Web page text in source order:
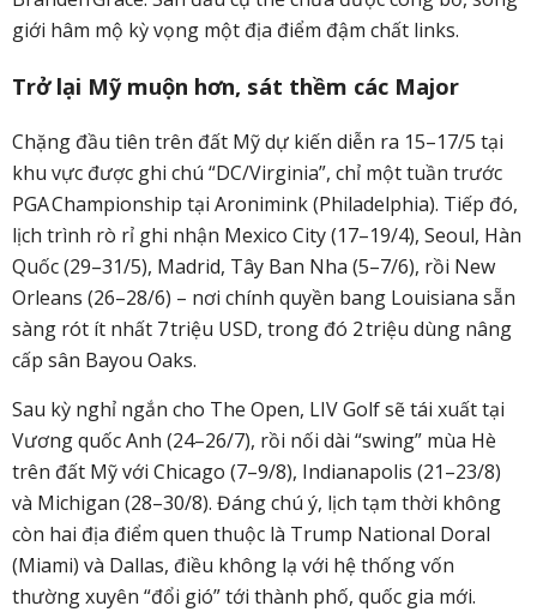
giới hâm mộ kỳ vọng một địa điểm đậm chất links.
Trở lại Mỹ muộn hơn, sát thềm các Major
Chặng đầu tiên trên đất Mỹ dự kiến diễn ra 15–17/5 tại
khu vực được ghi chú “DC/Virginia”, chỉ một tuần trước
PGA Championship tại Aronimink (Philadelphia). Tiếp đó,
lịch trình rò rỉ ghi nhận Mexico City (17–19/4), Seoul, Hàn
Quốc (29–31/5), Madrid, Tây Ban Nha (5–7/6), rồi New
Orleans (26–28/6) – nơi chính quyền bang Louisiana sẵn
sàng rót ít nhất 7 triệu USD, trong đó 2 triệu dùng nâng
cấp sân Bayou Oaks.
Sau kỳ nghỉ ngắn cho The Open, LIV Golf sẽ tái xuất tại
Vương quốc Anh (24–26/7), rồi nối dài “swing” mùa Hè
trên đất Mỹ với Chicago (7–9/8), Indianapolis (21–23/8)
và Michigan (28–30/8). Đáng chú ý, lịch tạm thời không
còn hai địa điểm quen thuộc là Trump National Doral
(Miami) và Dallas, điều không lạ với hệ thống vốn
thường xuyên “đổi gió” tới thành phố, quốc gia mới.